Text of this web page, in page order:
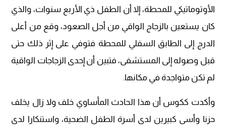
الأوتوماتيكي للمحطة، إلا أن الطفل ذي الأربع سنوات، والذي
كان يستعين بالزجاج الواقي من أجل الصعود، وقع من أعلى
الدرج إلى الطابق السفلي للمحطة فتوفي على إثر ذلك حتى
قبل وصوله إلى المستشفى، فتبين أن إحدى الزجاجات الواقية
لم تكن متواجدة في مكانها.
وأكدت ككوس أن هذا الحادث المأساوي خلف ولا زال يخلف
حزنا وأسى كبيرين لدى أسرة الطفل الضحية، واستنكارا لدى